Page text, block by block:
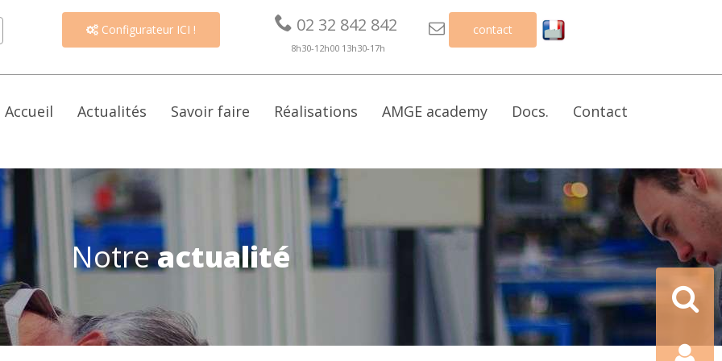
 Configurateur ICI !  02 32 842 842
8h30-12h00 13h30-17h
 contact
Accueil Actualités Savoir faire Réalisations AMGE academy Docs. Contact
Notreactualité